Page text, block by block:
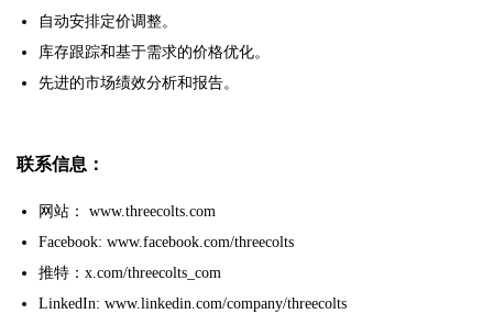
自动安排定价调整。
库存跟踪和基于需求的价格优化。
先进的市场绩效分析和报告。
联系信息：
网站： www.threecolts.com
Facebook: www.facebook.com/threecolts
推特：x.com/threecolts_com
LinkedIn: www.linkedin.com/company/threecolts